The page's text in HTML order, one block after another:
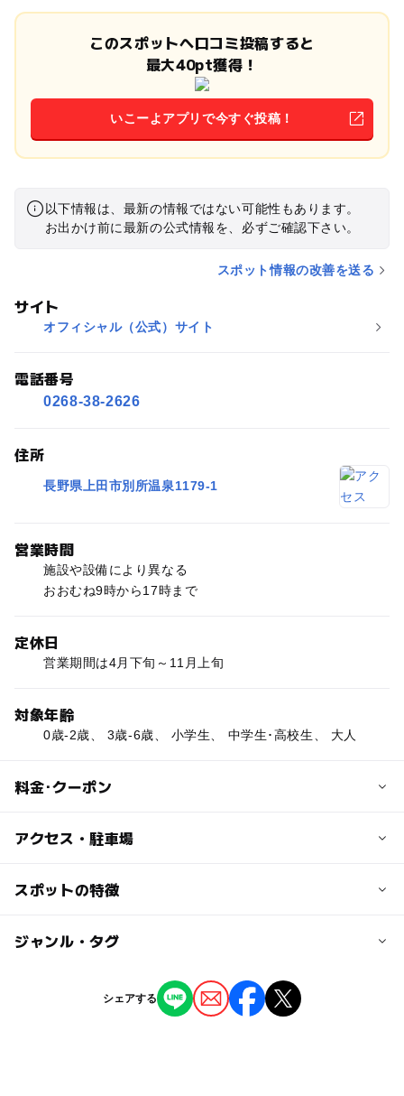
このスポットへ口コミ投稿すると
最大40pt獲得！
いこーよアプリで今すぐ投稿！
以下情報は、最新の情報ではない可能性もあります。
お出かけ前に最新の公式情報を、必ずご確認下さい。
スポット情報の改善を送る
サイト
オフィシャル（公式）サイト
電話番号
0268-38-2626
住所
長野県上田市別所温泉1179-1
営業時間
施設や設備により異なる
おおむね9時から17時まで
定休日
営業期間は4月下旬～11月上旬
対象年齢
0歳-2歳、 3歳-6歳、 小学生、 中学生･高校生、 大人
料金･クーポン
子供の料金
施設や設備により異なる
バンガロー宿泊は6,400円 など
アクセス・駐車場
交通アクセス
スポットの特徴
駐車場あり ー
ー 託児所
ジャンル・タグ
公園・総合公園
シェアする